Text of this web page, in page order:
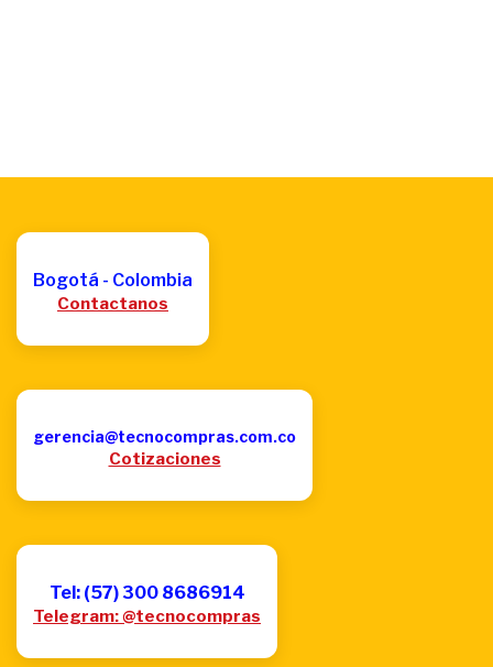
Bogotá - Colombia
Contactanos
gerencia@tecnocompras.com.co
Cotizaciones
Tel: (57) 300 8686914
Telegram: @tecnocompras